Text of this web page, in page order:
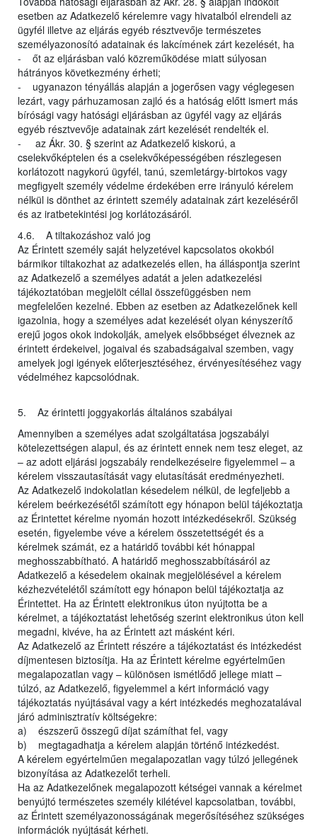
esetben az Adatkezelő kérelemre vagy hivatalból elrendeli az
ügyfél illetve az eljárás egyéb résztvevője természetes
személyazonosító adatainak és lakcímének zárt kezelését, ha
- őt az eljárásban való közreműködése miatt súlyosan
hátrányos következmény érheti;
- ugyanazon tényállás alapján a jogerősen vagy véglegesen
lezárt, vagy párhuzamosan zajló és a hatóság előtt ismert más
bírósági vagy hatósági eljárásban az ügyfél vagy az eljárás
egyéb résztvevője adatainak zárt kezelését rendelték el.
- az Ákr. 30. § szerint az Adatkezelő kiskorú, a
cselekvőképtelen és a cselekvőképességében részlegesen
korlátozott nagykorú ügyfél, tanú, szemletárgy-birtokos vagy
megfigyelt személy védelme érdekében erre irányuló kérelem
nélkül is dönthet az érintett személy adatainak zárt kezeléséről
és az iratbetekintési jog korlátozásáról.
4.6. A tiltakozáshoz való jog
Az Érintett személy saját helyzetével kapcsolatos okokból
bármikor tiltakozhat az adatkezelés ellen, ha álláspontja szerint
az Adatkezelő a személyes adatát a jelen adatkezelési
tájékoztatóban megjelölt céllal összefüggésben nem
megfelelően kezelné. Ebben az esetben az Adatkezelőnek kell
igazolnia, hogy a személyes adat kezelését olyan kényszerítő
erejű jogos okok indokolják, amelyek elsőbbséget élveznek az
érintett érdekeivel, jogaival és szabadságaival szemben, vagy
amelyek jogi igények előterjesztéséhez, érvényesítéséhez vagy
védelméhez kapcsolódnak.
5. Az érintetti joggyakorlás általános szabályai
Amennyiben a személyes adat szolgáltatása jogszabályi
kötelezettségen alapul, és az érintett ennek nem tesz eleget, az
– az adott eljárási jogszabály rendelkezéseire figyelemmel – a
kérelem visszautasítását vagy elutasítását eredményezheti.
Az Adatkezelő indokolatlan késedelem nélkül, de legfeljebb a
kérelem beérkezésétől számított egy hónapon belül tájékoztatja
az Érintettet kérelme nyomán hozott intézkedésekről. Szükség
esetén, figyelembe véve a kérelem összetettségét és a
kérelmek számát, ez a határidő további két hónappal
meghosszabbítható. A határidő meghosszabbításáról az
Adatkezelő a késedelem okainak megjelölésével a kérelem
kézhezvételétől számított egy hónapon belül tájékoztatja az
Érintettet. Ha az Érintett elektronikus úton nyújtotta be a
kérelmet, a tájékoztatást lehetőség szerint elektronikus úton kell
megadni, kivéve, ha az Érintett azt másként kéri.
Az Adatkezelő az Érintett részére a tájékoztatást és intézkedést
díjmentesen biztosítja. Ha az Érintett kérelme egyértelműen
megalapozatlan vagy – különösen ismétlődő jellege miatt –
túlzó, az Adatkezelő, figyelemmel a kért információ vagy
tájékoztatás nyújtásával vagy a kért intézkedés meghozatalával
járó adminisztratív költségekre:
a) észszerű összegű díjat számíthat fel, vagy
b) megtagadhatja a kérelem alapján történő intézkedést.
A kérelem egyértelműen megalapozatlan vagy túlzó jellegének
bizonyítása az Adatkezelőt terheli.
Ha az Adatkezelőnek megalapozott kétségei vannak a kérelmet
benyújtó természetes személy kilétével kapcsolatban, további,
az Érintett személyazonosságának megerősítéséhez szükséges
információk nyújtását kérheti.